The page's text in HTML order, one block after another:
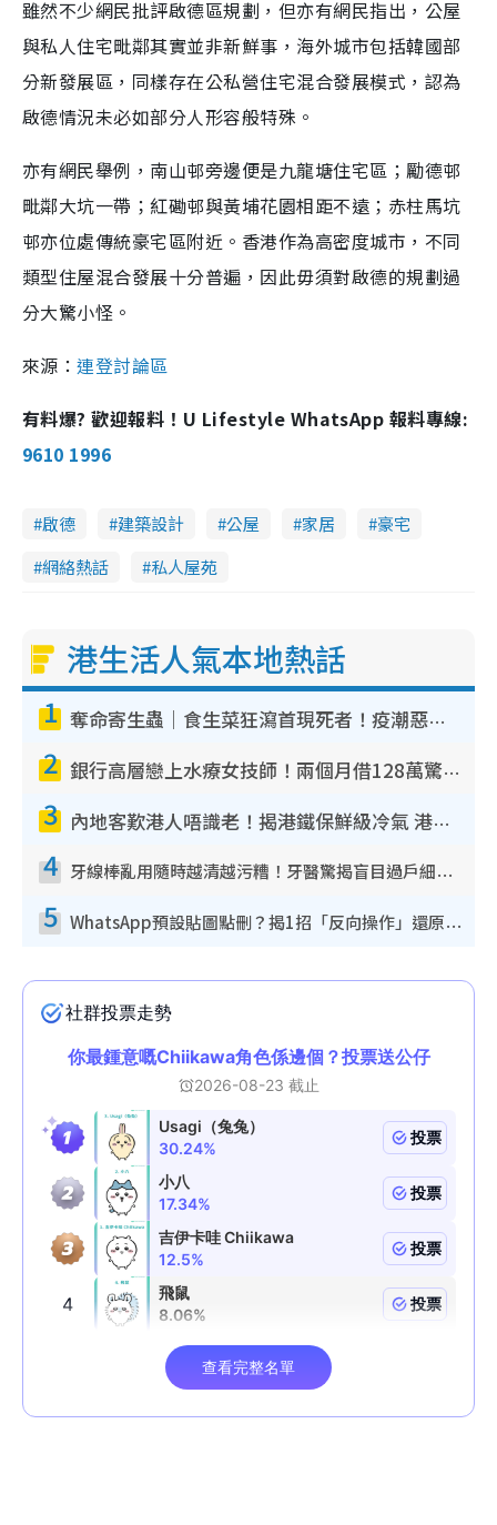
雖然不少網民批評啟德區規劃，但亦有網民指出，公屋
與私人住宅毗鄰其實並非新鮮事，海外城市包括韓國部
分新發展區，同樣存在公私營住宅混合發展模式，認為
啟德情況未必如部分人形容般特殊。
亦有網民舉例，南山邨旁邊便是九龍塘住宅區；勵德邨
毗鄰大坑一帶；紅磡邨與黃埔花園相距不遠；赤柱馬坑
邨亦位處傳統豪宅區附近。香港作為高密度城市，不同
類型住屋混合發展十分普遍，因此毋須對啟德的規劃過
分大驚小怪。
來源：連登討論區
有料爆? 歡迎報料！U Lifestyle WhatsApp 報料專線:
9610 1996
啟德 建築設計 公屋 家居
豪宅
網絡熱話
私人屋苑
港生活人氣本地熱話
1 奪命寄生蟲｜食生菜狂瀉首現死者！疫潮惡化錄1.8萬宗病例 揭洗菜3大謬誤
2 銀行高層戀上水療女技師！兩個月借128萬驚覺「沉船」沉落火海 揭背後疑似邪教操控賣淫
3 內地客歎港人唔識老！揭港鐵保鮮級冷氣 港人求放過：咪投訴
4 牙線棒亂用隨時越清越污糟！牙醫驚揭盲目過戶細菌恐致蛀牙：呢種先係日常真保養
5 WhatsApp預設貼圖點刪？揭1招「反向操作」還原簡潔介面 附3步實測教學